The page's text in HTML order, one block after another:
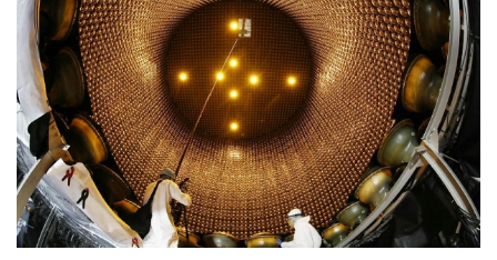
Doanh nhân
Vì cộng đồng
Trải nghiệm
Chuyển đổi số